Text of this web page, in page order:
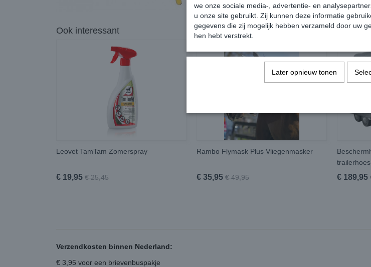
Ook interessant
Leovet TamTam Zomerspray
€ 19,95 € 25,45
Rambo Flymask Plus Vliegenmasker
€ 35,95 € 49,95
trailerhoes
€ 189,95
Verzendkosten binnen Nederland:
€ 3,95 voor een brievenbuspakje
we onze sociale media-, advertentie- en
u onze site gebruikt. Zij kunnen deze informatie
gegevens die zij mogelijk hebben verzameld door uw
hen hebt verstrekt.
Later opnieuw tonen